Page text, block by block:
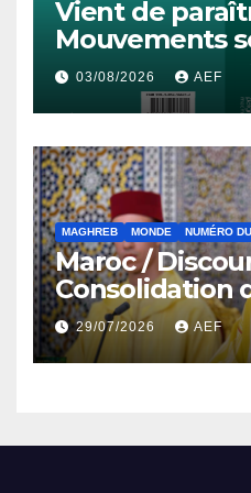
Vient de
Mouvements
du Nord, 1912-
03/08/2026 AEF
MAGHREB MONDE NUMÉRO
Maroc /
Consolidation
résilience
affirmation
souveraineté
29/07/2026 AEF